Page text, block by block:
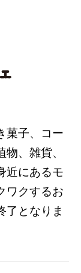
菓子、コー
、雑貨、
近にあるモ
ワクするお
了となりま